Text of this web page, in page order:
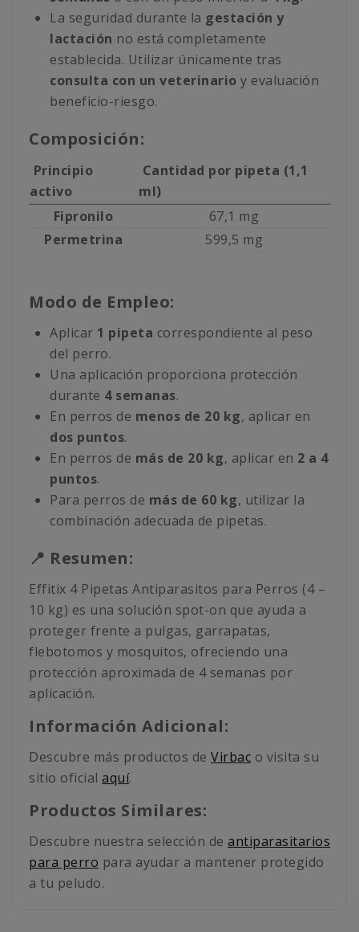
La seguridad durante la gestación y
lactación no está completamente
establecida. Utilizar únicamente tras
consulta con un veterinario y evaluación
beneficio-riesgo.
Composición:
Principio
activo
Cantidad por pipeta (1,1
ml)
Fipronilo
67,1 mg
Permetrina
599,5 mg
Modo de Empleo:
Aplicar 1 pipeta correspondiente al peso
del perro.
Una aplicación proporciona protección
durante 4 semanas.
En perros de menos de 20 kg, aplicar en
dos puntos.
En perros de más de 20 kg, aplicar en 2 a 4
puntos.
Para perros de más de 60 kg, utilizar la
combinación adecuada de pipetas.
📍 Resumen:
Effitix 4 Pipetas Antiparasitos para Perros (4 –
10 kg) es una solución spot-on que ayuda a
proteger frente a pulgas, garrapatas,
flebotomos y mosquitos, ofreciendo una
protección aproximada de 4 semanas por
aplicación.
Información Adicional:
Descubre más productos de Virbac o visita su
sitio oficial aquí.
Productos Similares:
Descubre nuestra selección de antiparasitarios
para perro para ayudar a mantener protegido
a tu peludo.